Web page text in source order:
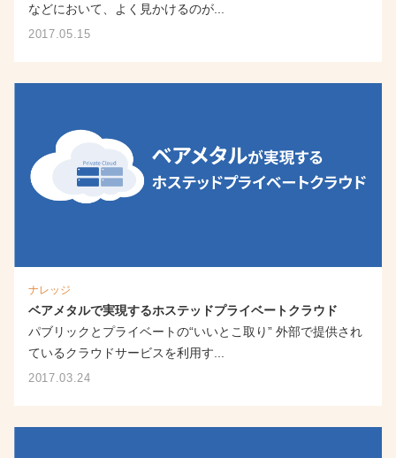
などにおいて、よく見かけるのが...
2017.05.15
ナレッジ
ベアメタルで実現するホステッドプライベートクラウド
パブリックとプライベートの“いいとこ取り” 外部で提供され
ているクラウドサービスを利用す...
2017.03.24